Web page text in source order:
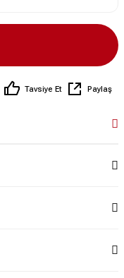
Tavsiye Et Paylaş